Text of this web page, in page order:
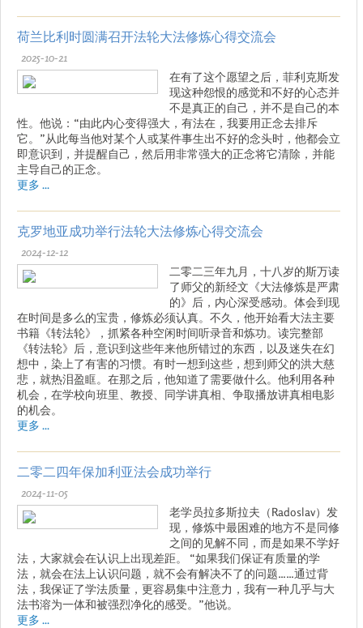
荷兰比利时圆满召开法轮大法修炼心得交流会
2025-10-21
在有了这个愿望之后，菲利克斯发
现这种怨恨的感觉和不好的心态并
不是真正的自己，并不是自己的本
性。他说：“由此内心变得强大，有法在，我要用正念去排斥
它。”从此每当他对某个人或某件事生出不好的念头时，他都会立
即意识到，并提醒自己，然后用非常强大的正念将它清除，并能
主导自己的正念。
更多 ...
克罗地亚成功举行法轮大法修炼心得交流会
2024-12-12
二零二三年九月，十八岁的斯万读
了师父的新经文《大法修炼是严肃
的》后，内心深受感动。体会到现
在时间是多么的宝贵，修炼必须认真。不久，他开始看大法主要
书籍《转法轮》，抓紧各种空闲时间听录音和炼功。读完整部
《转法轮》后，意识到这些年来他所错过的东西，以及迷失在幻
想中，染上了有害的习惯。有时一想到这些，想到师父的洪大慈
悲，就热泪盈眶。在那之后，他知道了需要做什么。他利用各种
机会，在学校向班里、教授、同学讲真相、争取播放讲真相电影
的机会。
更多 ...
二零二四年保加利亚法会成功举行
2024-11-05
老学员拉多斯拉夫（Radoslav）发
现，修炼中最困难的地方不是同修
之间的见解不同，而是如果不学好
法，大家就会在认识上出现差距。 “如果我们保证有质量的学
法，就会在法上认识问题，就不会有解决不了的问题……通过背
法，我保证了学法质量，更容易集中注意力，我有一种几乎与大
法书溶为一体和被强烈净化的感受。”他说。
更多 ...